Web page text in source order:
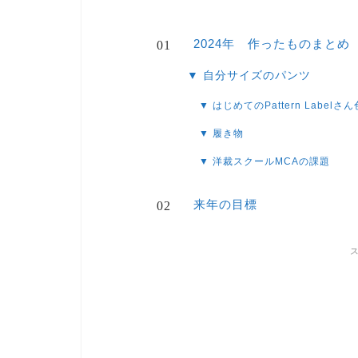
2024年 作ったものまとめ
▼ 自分サイズのパンツ
▼ はじめてのPattern Labelさん
▼ 履き物
▼ 洋裁スクールMCAの課題
来年の目標